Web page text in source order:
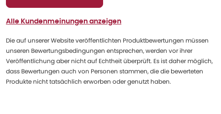
Alle Kundenmeinungen anzeigen
Die auf unserer Website veröffentlichten Produktbewertungen müssen
unseren Bewertungsbedingungen entsprechen, werden vor ihrer
Veröffentlichung aber nicht auf Echtheit überprüft. Es ist daher möglich,
dass Bewertungen auch von Personen stammen, die die bewerteten
Produkte nicht tatsächlich erworben oder genutzt haben.